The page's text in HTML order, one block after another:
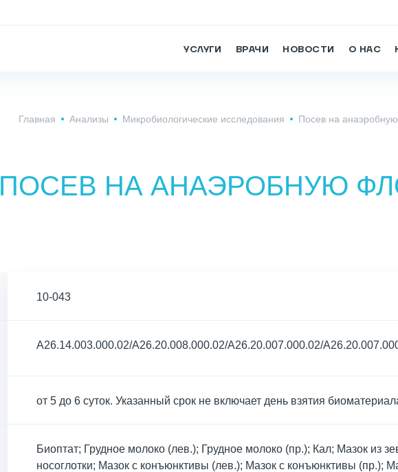
УСЛУГИ ВРАЧИ НОВОСТИ О НАС
Главная Анализы Микробиологические исследования Посев на
ПОСЕВ НА АНАЭРОБНУЮ
10-043
A26.14.003.000.02/A26.20.008.000.02/A26.20.007.000.02/
от 5 до 6 суток. Указанный срок не включает день взятия
Биоптат; Грудное молоко (лев.); Грудное молоко (пр.); Кал; Мазок из
носоглотки; Мазок с конъюнктивы (лев.); Мазок с конъюнктивы (пр.);